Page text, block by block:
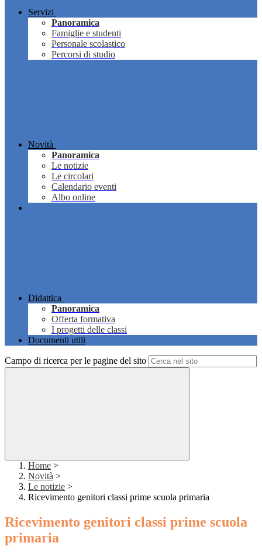
Servizi
Panoramica
Famiglie e studenti
Personale scolastico
Percorsi di studio
Novità
Panoramica
Le notizie
Le circolari
Calendario eventi
Albo online
Didattica
Panoramica
Offerta formativa
I progetti delle classi
Documenti utili
Campo di ricerca per le pagine del sito
Home >
Novità >
Le notizie >
Ricevimento genitori classi prime scuola primaria
Ricevimento genitori classi prime scuola
primaria